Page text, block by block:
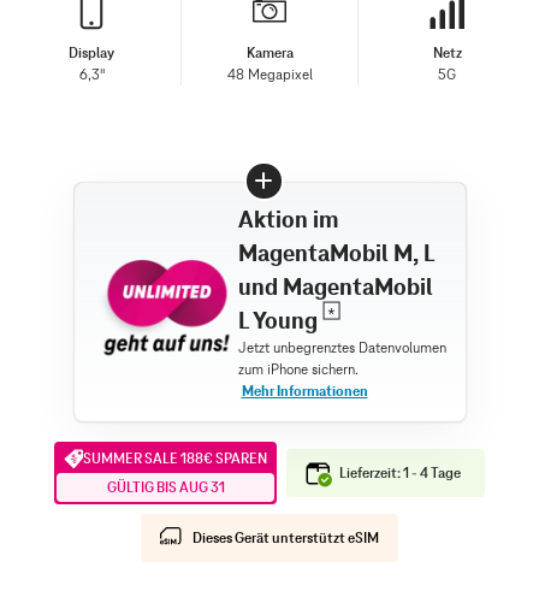
Display
6,3"
Kamera
48 Megapixel
Netz
5G
Aktion im
MagentaMobil M, L
und MagentaMobil
L Young
SUMMER SALE 188€ SPAREN
GÜLTIG BIS AUG 31
Lieferzeit: 1 - 4 Tage
Dieses Gerät unterstützt eSIM